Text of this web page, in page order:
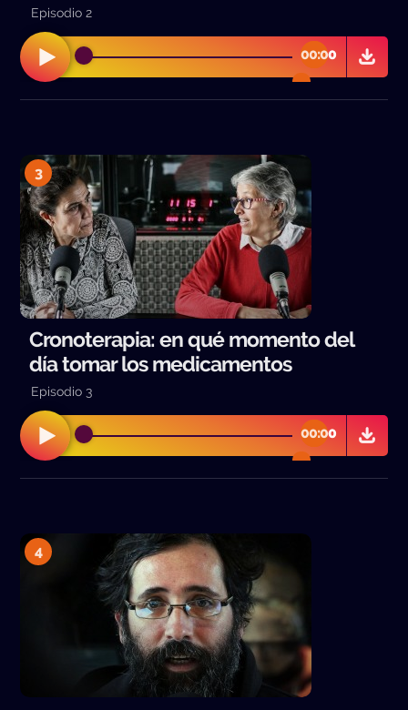
Episodio 2
00:00
00:00
3
Cronoterapia: en qué momento del
día tomar los medicamentos
Episodio 3
00:00
00:00
4